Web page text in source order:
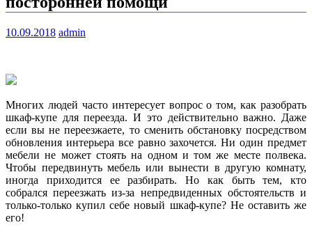
10.09.2018 admin
Многих людей часто интересует вопрос о том, как разобрать
шкаф-купе для переезда. И это действительно важно. Даже
если вы не переезжаете, то сменить обстановку посредством
обновления интерьера все равно захочется. Ни один предмет
мебели не может стоять на одном и том же месте полвека.
Чтобы передвинуть мебель или вынести в другую комнату,
иногда приходится ее разбирать. Но как быть тем, кто
собрался переезжать из-за непредвиденных обстоятельств и
только-только купил себе новый шкаф-купе? Не оставить же
его!